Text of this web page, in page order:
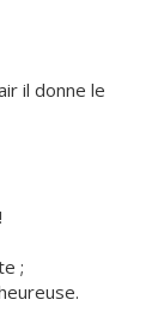
il donne le
;